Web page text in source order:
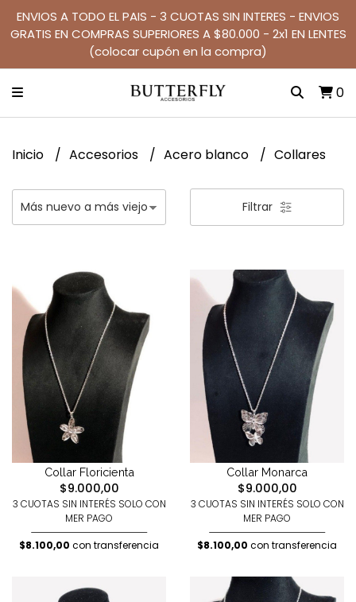
ENVIOS A TODO EL PAIS - 3 CUOTAS SIN INTERES - ENVIOS
GRATIS EN COMPRAS SUPERIORES A $80.000 - 2x1 EN LENTES
(colocar cupón en la compra)
0
Inicio Accesorios Acero blanco Collares
Filtrar
Collar Floricienta
$9.000,00
3 CUOTAS SIN INTERÉS SOLO CON
MER PAGO
$8.100,00 con transferencia
Collar Monarca
$9.000,00
3 CUOTAS SIN INTERÉS SOLO CON
MER PAGO
$8.100,00 con transferencia